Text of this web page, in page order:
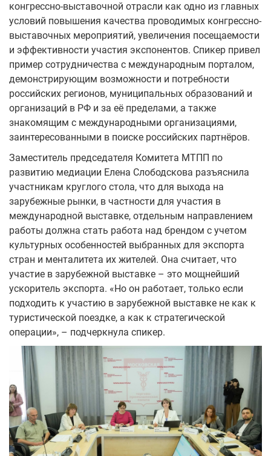
конгрессно-выставочной отрасли как одно из главных
условий повышения качества проводимых конгрессно-
выставочных мероприятий, увеличения посещаемости
и эффективности участия экспонентов. Спикер привел
пример сотрудничества с международным порталом,
демонстрирующим возможности и потребности
российских регионов, муниципальных образований и
организаций в РФ и за её пределами, а также
знакомящим с международными организациями,
заинтересованными в поиске российских партнёров.
Заместитель председателя Комитета МТПП по
развитию медиации Елена Слободскова разъяснила
участникам круглого стола, что для выхода на
зарубежные рынки, в частности для участия в
международной выставке, отдельным направлением
работы должна стать работа над брендом с учетом
культурных особенностей выбранных для экспорта
стран и менталитета их жителей. Она считает, что
участие в зарубежной выставке – это мощнейший
ускоритель экспорта. «Но он работает, только если
подходить к участию в зарубежной выставке не как к
туристической поездке, а как к стратегической
операции», – подчеркнула спикер.